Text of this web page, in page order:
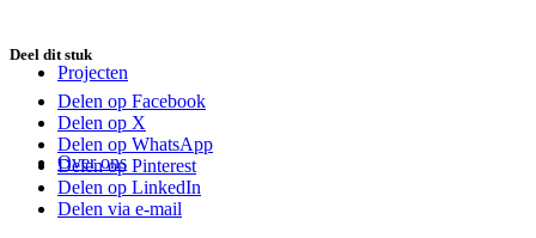
Projecten
Over ons
Deel dit stuk
Delen op Facebook
Delen op X
Delen op WhatsApp
Delen op Pinterest
Delen op LinkedIn
Delen via e-mail